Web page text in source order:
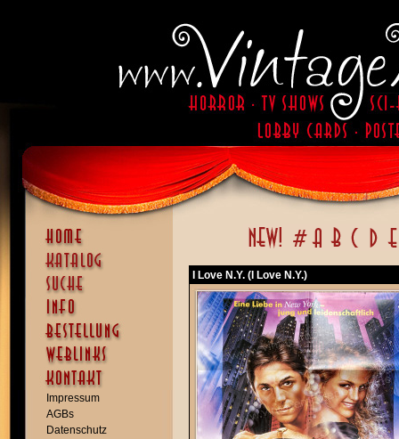
Impressum
AGBs
Datenschutz
I Love N.Y. (I Love N.Y.)